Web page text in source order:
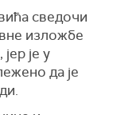
сведочи
изложбе
је у
да је